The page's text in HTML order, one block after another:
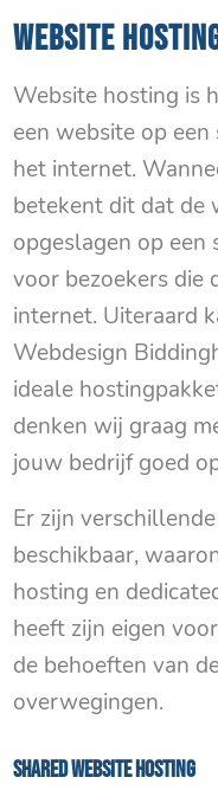
WEBSITE
Website hosting is
een website op
het internet.
betekent dit dat de
opgeslagen op een
voor bezoekers die
internet. Uiteraard
Webdesign
ideale
denken wij graag
jouw bedrijf goed
Er zijn
beschikbaar,
hosting en
heeft zijn eigen
de behoeften van
overwegingen.
Shared website hosting